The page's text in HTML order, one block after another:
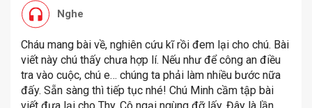
Nghe
Cháu mang bài về, nghiên cứu kĩ rồi đem lại cho chú. Bài
viết này chú thấy chưa hợp lí. Nếu như để công an điều
tra vào cuộc, chú e… chúng ta phải làm nhiều bước nữa
đấy. Sẵn sàng thì tiếp tục nhé! Chú Minh cầm tập bài